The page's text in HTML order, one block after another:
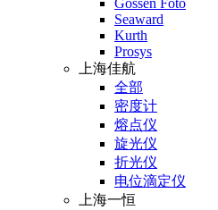
Gossen Foto
Seaward
Kurth
Prosys
上海佳航
全部
密度计
熔点仪
旋光仪
折光仪
电位滴定仪
上海一恒